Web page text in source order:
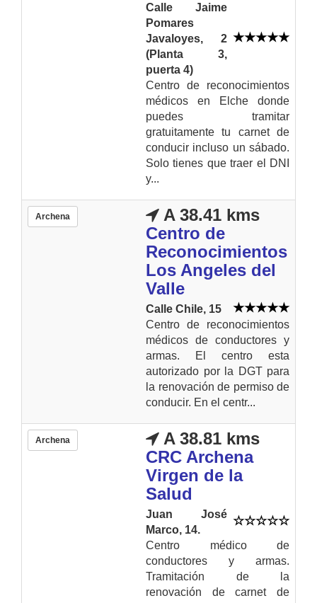
Calle Jaime
Pomares
Javaloyes, 2
(Planta 3,
puerta 4)
Centro de reconocimientos
médicos en Elche donde
puedes tramitar
gratuitamente tu carnet de
conducir incluso un sábado.
Solo tienes que traer el DNI
y...
Archena
A 38.41 kms
Centro de
Reconocimientos
Los Angeles del
Valle
Calle Chile, 15
Centro de reconocimientos
médicos de conductores y
armas. El centro esta
autorizado por la DGT para
la renovación de permiso de
conducir. En el centr...
Archena
A 38.81 kms
CRC Archena
Virgen de la
Salud
Juan José
Marco, 14.
Centro médico de
conductores y armas.
Tramitación de la
renovación de carnet de